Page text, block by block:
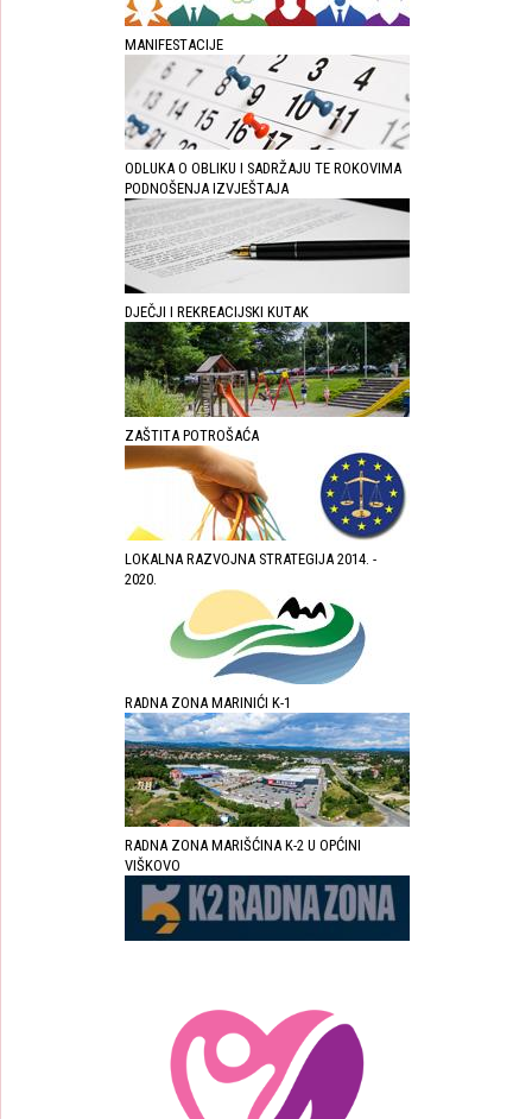
MANIFESTACIJE
ODLUKA O OBLIKU I SADRŽAJU TE ROKOVIMA
PODNOŠENJA IZVJEŠTAJA
DJEČJI I REKREACIJSKI KUTAK
ZAŠTITA POTROŠAĆA
LOKALNA RAZVOJNA STRATEGIJA 2014. -
2020.
RADNA ZONA MARINIĆI K-1
RADNA ZONA MARIŠĆINA K-2 U OPĆINI
VIŠKOVO